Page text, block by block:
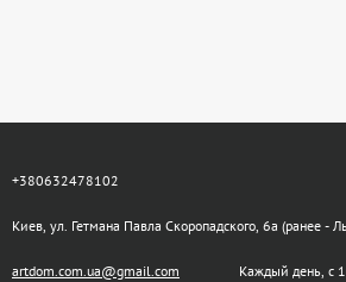
+380632478102
Киев, ул. Гетмана Павла Скоропадского, 6а (ранее -
artdom.com.ua@gmail.com Каждый день, с